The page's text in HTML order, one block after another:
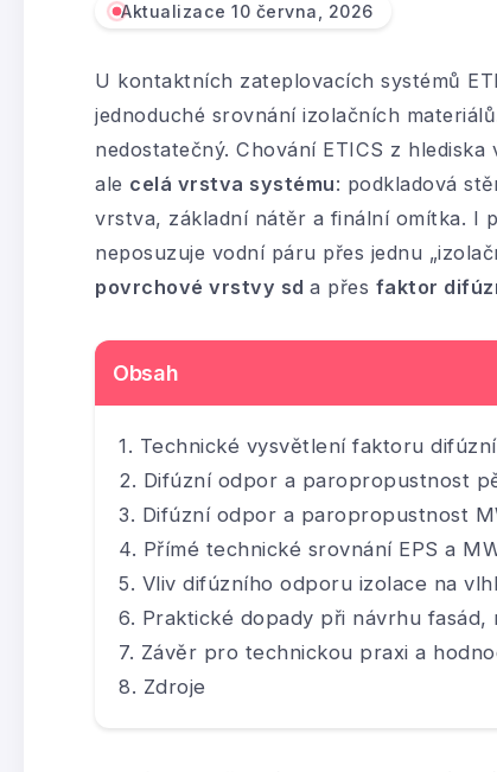
Aktualizace 10 června, 2026
U kontaktních zateplovacích systémů
jednoduché srovnání izolačních
nedostatečný. Chování ETICS z
ale celá vrstva systému: podkladová
vrstva, základní nátěr a finální omítka. I
neposuzuje vodní páru přes jednu
povrchové vrstvy sd a přes faktor
Obsah
Technické vysvětlení faktoru
Difúzní odpor a paropropustnost
Difúzní odpor a paropropustnost
Přímé technické srovnání EPS a
Vliv difúzního odporu izolace na
Praktické dopady při návrhu
Závěr pro technickou praxi a
Zdroje